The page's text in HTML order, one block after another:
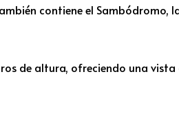
contiene el
de altura, ofreciendo una